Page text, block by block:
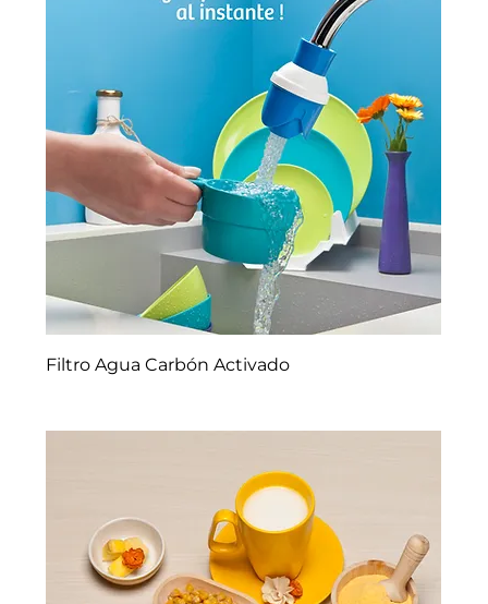
Filtro Agua Carbón Activado